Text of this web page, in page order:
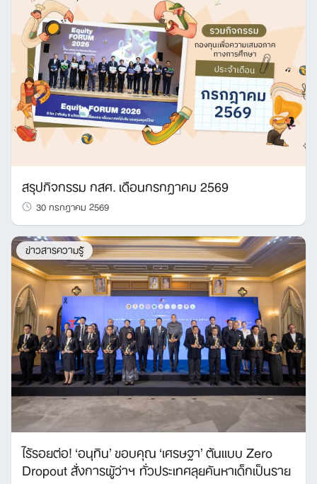
สรุปกิจกรรม กสศ. เดือนกรกฎาคม 2569
30 กรกฎาคม 2569
ข่าวสารความรู้
ไร้รอยต่อ! ‘อนุทิน’ ขอบคุณ ‘เศรษฐา’ ต้นแบบ Zero
Dropout สั่งการผู้ว่าฯ ทั่วประเทศลุยค้นหาเด็กเป็นราย